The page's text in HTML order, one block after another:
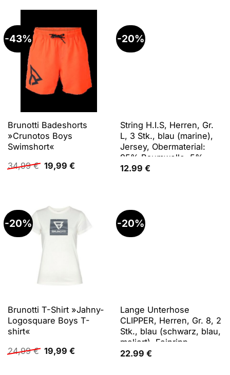
-43%
Brunotti Badeshorts
»Crunotos Boys
Swimshort«
34,99€ Ursprünglicher
Preis
19,99 €Aktueller
-20%
String H.I.S, Herren, Gr.
L, 3 Stk., blau (marine),
Jersey, Obermaterial:
95% Baumwolle, 5%
Elasthan, unifarben,
12.99 €
-20%
Brunotti T-Shirt »Jahny-
Logosquare Boys T-
shirt«
24,99€ Ursprünglicher
Preis
19,99 €Aktueller
-20%
Lange Unterhose
CLIPPER, Herren, Gr. 8, 2
Stk., blau (schwarz, blau,
meliert), Feinripp,
Obermaterial: 100%
22.99 €